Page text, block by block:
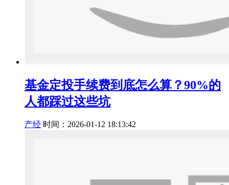
基金定投手续费到底怎么算？90%的
人都踩过这些坑
产经 时间：2026-01-12 18:13:42